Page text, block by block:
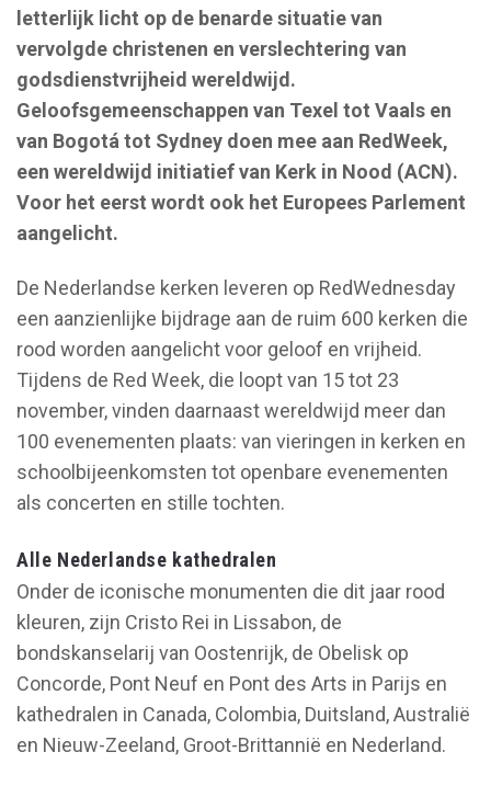
letterlijk licht op de benarde situatie van
vervolgde christenen en verslechtering van
godsdienstvrijheid wereldwijd.
Geloofsgemeenschappen van Texel tot Vaals en
van Bogotá tot Sydney doen mee aan RedWeek,
een wereldwijd initiatief van Kerk in Nood (ACN).
Voor het eerst wordt ook het Europees Parlement
aangelicht.
De Nederlandse kerken leveren op RedWednesday
een aanzienlijke bijdrage aan de ruim 600 kerken die
rood worden aangelicht voor geloof en vrijheid.
Tijdens de Red Week, die loopt van 15 tot 23
november, vinden daarnaast wereldwijd meer dan
100 evenementen plaats: van vieringen in kerken en
schoolbijeenkomsten tot openbare evenementen
als concerten en stille tochten.
Alle Nederlandse kathedralen
Onder de iconische monumenten die dit jaar rood
kleuren, zijn Cristo Rei in Lissabon, de
bondskanselarij van Oostenrijk, de Obelisk op
Concorde, Pont Neuf en Pont des Arts in Parijs en
kathedralen in Canada, Colombia, Duitsland, Australië
en Nieuw-Zeeland, Groot-Brittannië en Nederland.